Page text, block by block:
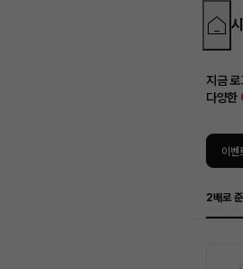
지금
다양한
이벤
2배로